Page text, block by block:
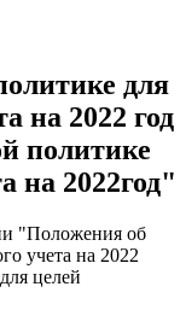
для
на 2022 год
политике
на 2022год"
"Положения об
учета на 2022
целей